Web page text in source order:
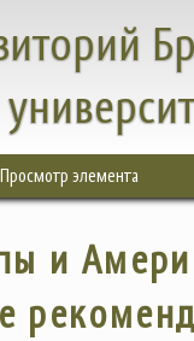
Просмотр элемента
и